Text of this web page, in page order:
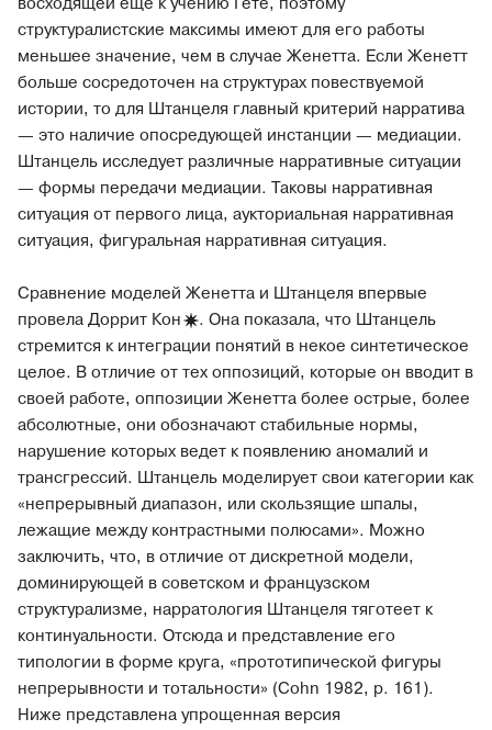
структуралистские максимы имеют для его работы
меньшее значение, чем в случае Женетта. Если Женетт
больше сосредоточен на структурах повествуемой
истории, то для Штанцеля главный критерий нарратива
— это наличие опосредующей инстанции — медиации.
Штанцель исследует различные нарративные ситуации
— формы передачи медиации. Таковы нарративная
ситуация от первого лица, аукториальная нарративная
ситуация, фигуральная нарративная ситуация.
Сравнение моделей Женетта и Штанцеля впервые
провела Доррит Кон
. Она показала, что Штанцель
стремится к интеграции понятий в некое синтетическое
целое. В отличие от тех оппозиций, которые он вводит в
своей работе, оппозиции Женетта более острые, более
абсолютные, они обозначают стабильные нормы,
нарушение которых ведет к появлению аномалий и
трансгрессий. Штанцель моделирует свои категории как
«непрерывный диапазон, или скользящие шпалы,
лежащие между контрастными полюсами». Можно
заключить, что, в отличие от дискретной модели,
доминирующей в советском и французском
структурализме, нарратология Штанцеля тяготеет к
континуальности. Отсюда и представление его
типологии в форме круга, «прототипической фигуры
непрерывности и тотальности» (Cohn 1982, p. 161).
Ниже представлена упрощенная версия